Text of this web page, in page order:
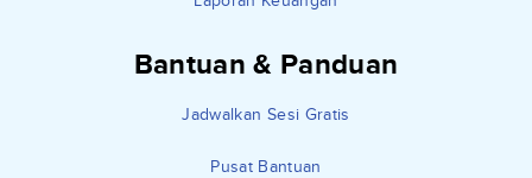
Bantuan & Panduan
Jadwalkan Sesi Gratis
Pusat Bantuan